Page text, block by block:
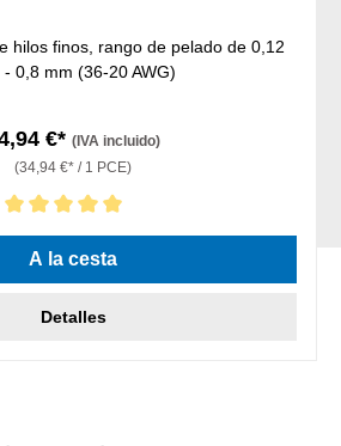
hilos finos, rango de pelado de 0,12
- 0,8 mm (36-20 AWG)
€* (IVA incluido)
(34,94 €* / 1 PCE)
de 5 de 5 estrellas
A la cesta
Detalles